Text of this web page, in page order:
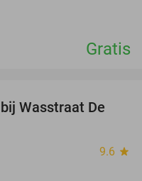
Gratis
29%
Wasstraat De
9.6 star